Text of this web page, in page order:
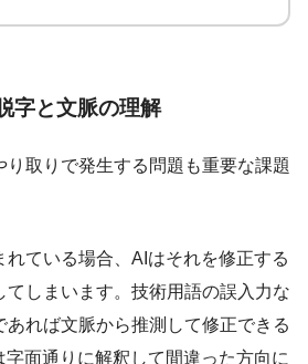
字と文脈の理解
り取りで発生する問題も重要な課題
れている場合、AIはそれを修正する
てしまいます。技術用語の誤入力な
あれば文脈から推測して修正できる
字面通りに解釈して間違った方向に